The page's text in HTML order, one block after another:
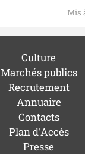
Mis
Culture
Marchés publics
Recrutement
Annuaire
Contacts
Plan d'Accès
Presse